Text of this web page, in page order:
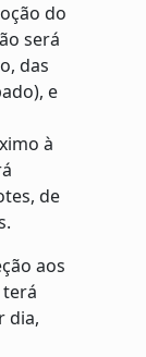
do
será
das
e
à
de
aos
dia,